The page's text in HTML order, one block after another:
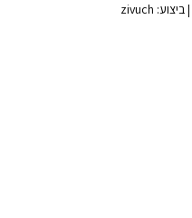
| ביצוע: zivuch